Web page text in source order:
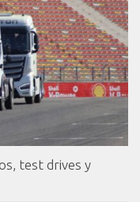
test drives y